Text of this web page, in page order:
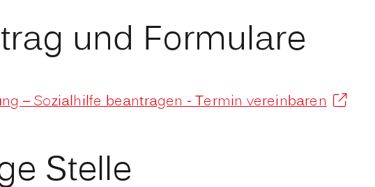
und Formulare
– Sozialhilfe beantragen - Termin vereinbaren
Stelle